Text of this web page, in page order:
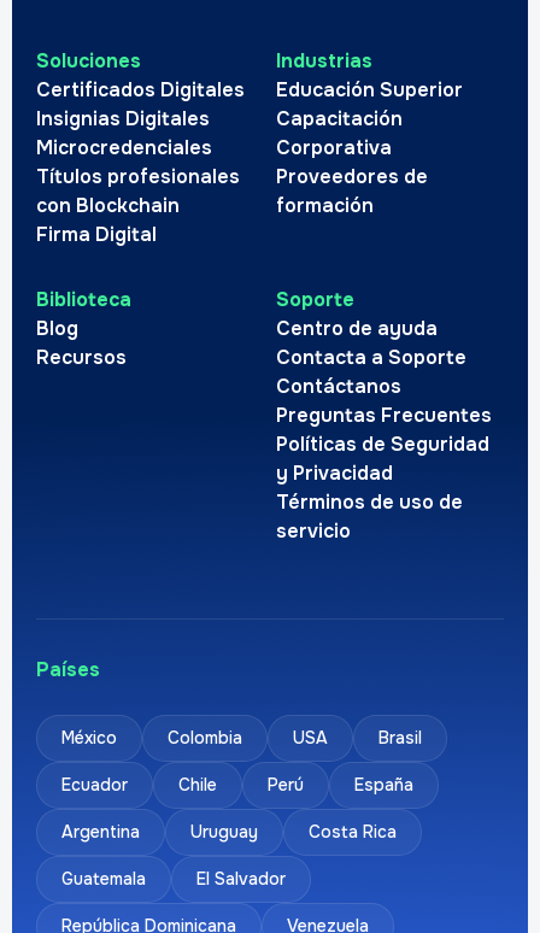
Soluciones
Certificados Digitales
Insignias Digitales
Microcredenciales
Títulos profesionales
con Blockchain
Firma Digital
Industrias
Educación Superior
Capacitación
Corporativa
Proveedores de
formación
Biblioteca
Blog
Recursos
Soporte
Centro de ayuda
Contacta a Soporte
Contáctanos
Preguntas Frecuentes
Políticas de Seguridad
y Privacidad
Términos de uso de
servicio
Países
México Colombia USA Brasil
Ecuador Chile Perú España
Argentina Uruguay Costa Rica
Guatemala El Salvador
República Dominicana Venezuela